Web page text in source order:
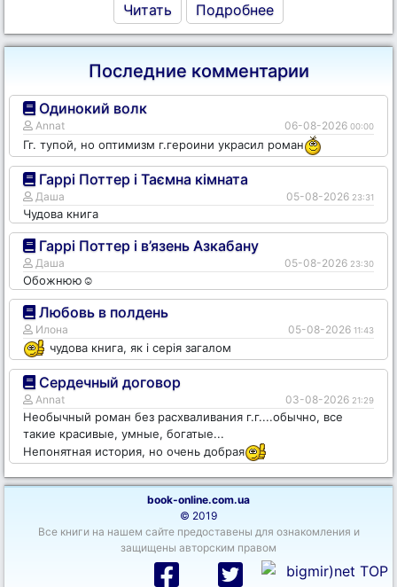
Читать Подробнее
Последние комментарии
Одинокий волк
Annat 06-08-2026 00:00
Гг. тупой, но оптимизм г.героини украсил роман
Гаррі Поттер і Таємна кімната
Даша 05-08-2026 23:31
Чудова книга
Гаррі Поттер і в’язень Азкабану
Даша 05-08-2026 23:30
Обожнюю☺️
Любовь в полдень
Илона 05-08-2026 11:43
чудова книга, як і серія загалом
Сердечный договор
Annat 03-08-2026 21:29
Необычный роман без расхваливания г.г....обычно, все
такие красивые, умные, богатые...
Непонятная история, но очень добрая
book-online.com.ua
© 2019
Все книги на нашем сайте предоставены для ознакомления и
защищены авторским правом